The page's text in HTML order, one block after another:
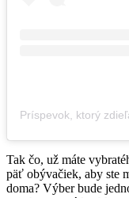
Tak čo, už máte
päť obývačiek, aby ste
doma? Výber bude